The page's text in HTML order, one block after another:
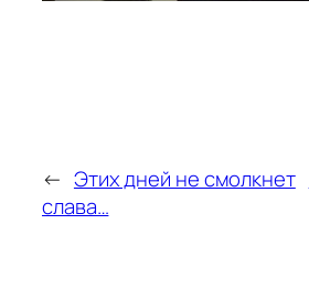
← Этих дней не смолкнет
слава…